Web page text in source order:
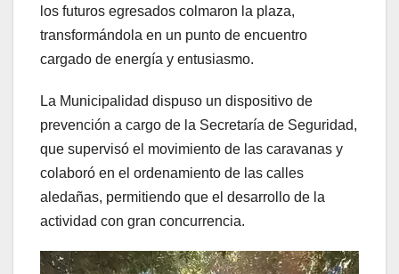
los futuros egresados colmaron la plaza,
transformándola en un punto de encuentro
cargado de energía y entusiasmo.
La Municipalidad dispuso un dispositivo de
prevención a cargo de la Secretaría de Seguridad,
que supervisó el movimiento de las caravanas y
colaboró en el ordenamiento de las calles
aledañas, permitiendo que el desarrollo de la
actividad con gran concurrencia.